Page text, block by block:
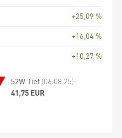
+25,09 %
+16,04 %
+10,27 %
52W Tief (06.08.25):
41,75 EUR